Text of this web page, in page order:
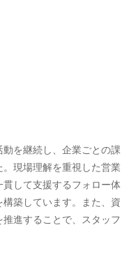
を継続し、企業ごとの課
現場理解を重視した営業
して支援するフォロー体
築しています。また、資
進することで、スタッフ